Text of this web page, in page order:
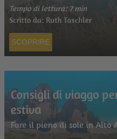
Tempo di lettura: 7 min
Scritto da: Ruth Taschler
SCOPRIRE
Consigli di viaggo
estiva
Fare il pieno di sole in Alto